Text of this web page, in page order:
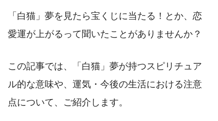
「白猫」夢を見たら宝くじに当たる！とか、恋
愛運が上がるって聞いたことがありませんか？
この記事では、「白猫」夢が持つスピリチュア
ル的な意味や、運気・今後の生活における注意
点について、ご紹介します。